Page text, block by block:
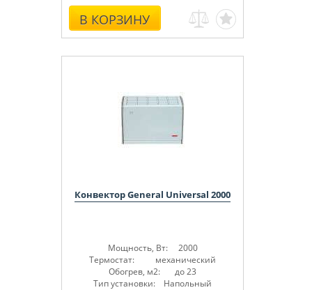
В КОРЗИНУ
Конвектор General Universal 2000
Мощность, Вт: 2000
Термостат: механический
Обогрев, м2: до 23
Тип установки: Напольный